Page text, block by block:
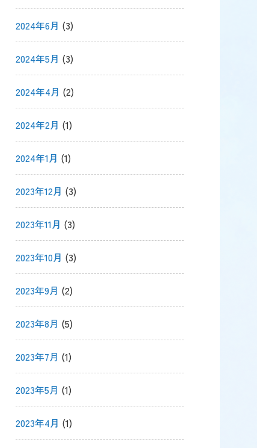
2024年6月 (3)
2024年5月 (3)
2024年4月 (2)
2024年2月 (1)
2024年1月 (1)
2023年12月 (3)
2023年11月 (3)
2023年10月 (3)
2023年9月 (2)
2023年8月 (5)
2023年7月 (1)
2023年5月 (1)
2023年4月 (1)